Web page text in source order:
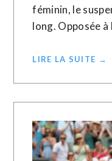
féminin, le
long. Opposée
LIRE LA SUITE →